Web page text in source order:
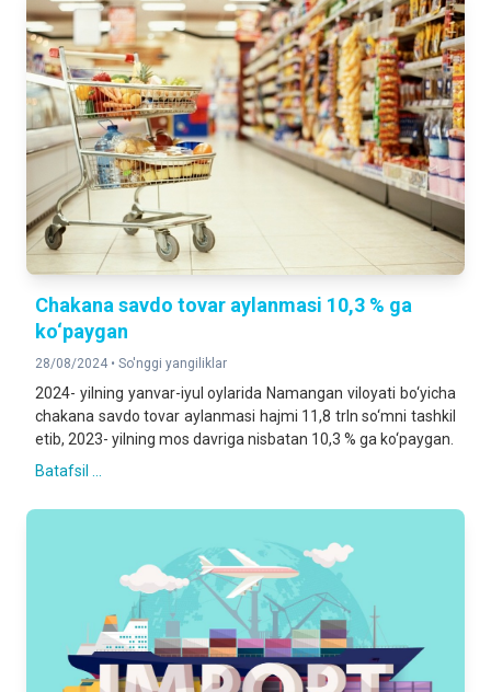
Chakana savdo tovar aylanmasi 10,3 % ga
ko‘paygan
28/08/2024 • So'nggi yangiliklar
2024- yilning yanvar-iyul oylarida Namangan viloyati bo‘yicha
chakana savdo tovar aylanmasi hajmi 11,8 trln so‘mni tashkil
etib, 2023- yilning mos davriga nisbatan 10,3 % ga ko‘paygan.
Batafsil ...